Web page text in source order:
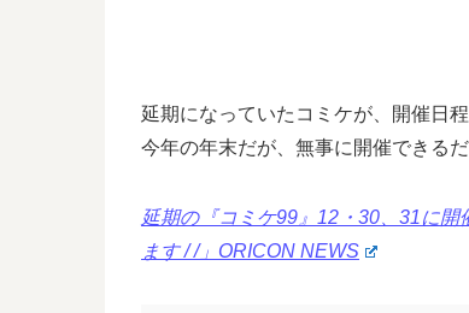
延期になっていたコミケが、開催日程
今年の年末だが、無事に開催できる
延期の『コミケ99』12・30、31に
ます / /」ORICON NEWS